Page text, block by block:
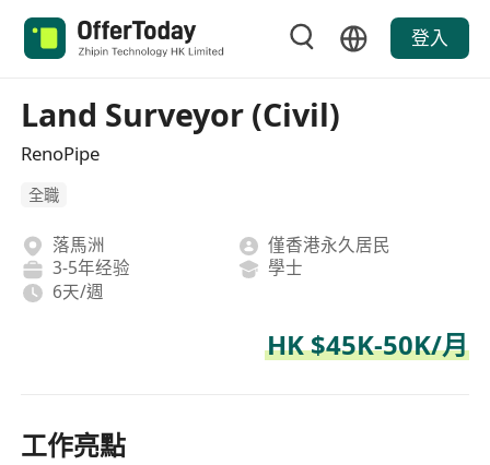
登入
Land Surveyor (Civil)
RenoPipe
全職
落馬洲
僅香港永久居民
3-5年经验
學士
6天/週
HK $45K-50K/月
工作亮點